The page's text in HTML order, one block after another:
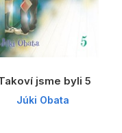
jsme byli 5
Júki Obata